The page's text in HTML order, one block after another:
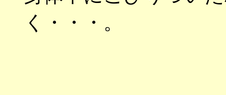
く・・・。